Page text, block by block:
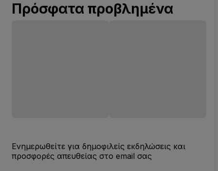
Πρόσφατα προβλημένα
Ενημερωθείτε για δημοφιλείς εκδηλώσεις και
προσφορές απευθείας στο email σας